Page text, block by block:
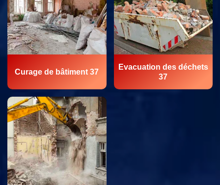
Curage de bâtiment 37
Evacuation des déchets
37